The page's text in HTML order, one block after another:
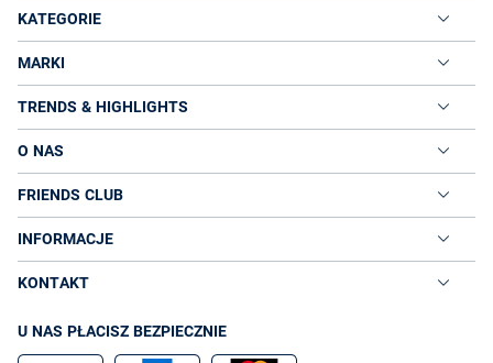
KATEGORIE
MARKI
TRENDS & HIGHLIGHTS
O NAS
FRIENDS CLUB
INFORMACJE
KONTAKT
U NAS PŁACISZ BEZPIECZNIE